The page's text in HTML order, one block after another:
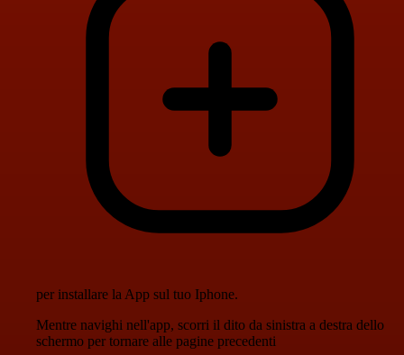
per installare la App sul tuo Iphone.
Mentre navighi nell'app, scorri il dito da sinistra a destra dello
schermo per tornare alle pagine precedenti